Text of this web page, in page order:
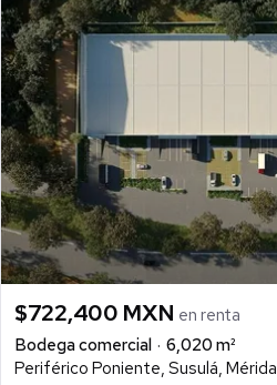
$722,400 MXN en renta
Bodega comercial
6,020 m²
Periférico Poniente, Susulá, Mérida